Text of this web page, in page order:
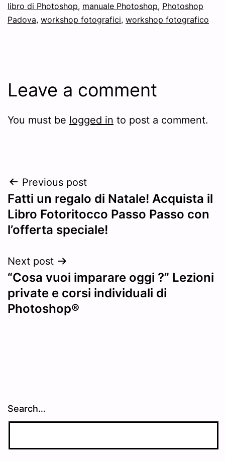
libro di Photoshop, manuale Photoshop, Photoshop
Padova, workshop fotografici, workshop fotografico
Leave a comment
You must be logged in to post a comment.
Post
navigation
Previous post
Fatti un regalo di Natale! Acquista il
Libro Fotoritocco Passo Passo con
l’offerta speciale!
Next post
“Cosa vuoi imparare oggi ?” Lezioni
private e corsi individuali di
Photoshop®
Search…